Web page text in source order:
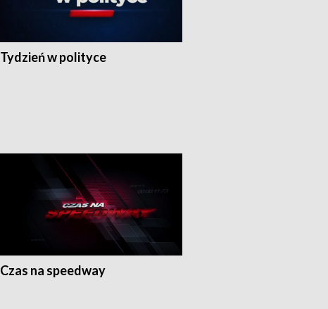
Tydzień w polityce
Czas na speedway